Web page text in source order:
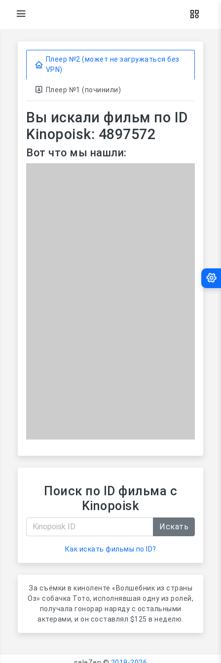
Плеер №2 (может не загружаться без
VPN)
Плеер №1 (починили)
Вы искали фильм по ID
Kinopoisk: 4897572
Вот что мы нашли:
Поиск по ID фильма с
Kinopoisk
Искать
Как искать фильмы по ID?
За съёмки в киноленте «Волшебник из страны
Оз» собачка Тото, исполнявшая одну из ролей,
получала гонорар наряду с остальными
актерами, и он составлял $125 в неделю.